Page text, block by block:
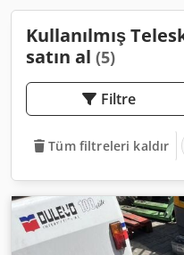
Kullanılmış
satın al (5)
Filtre
Tüm filtreleri kaldır